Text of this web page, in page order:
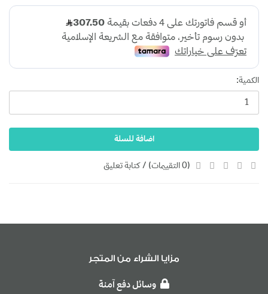
الكمية:
اضافة للسلة
(0 التقييمات) / كتابة تعليق
مزايا الشراء من المتجر
وسائل دفع آمنة